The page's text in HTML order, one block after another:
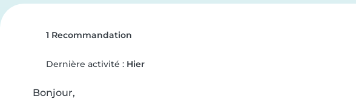
1 Recommandation
Dernière activité : Hier
Bonjour,